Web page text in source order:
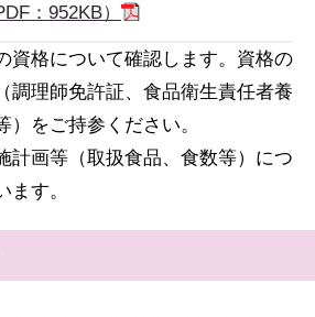
：952KB）
資格について確認します。資格の
調理師免許証、食品衛生責任者養
）をご持参ください。
計画等（取扱食品、食数等）につ
ます。